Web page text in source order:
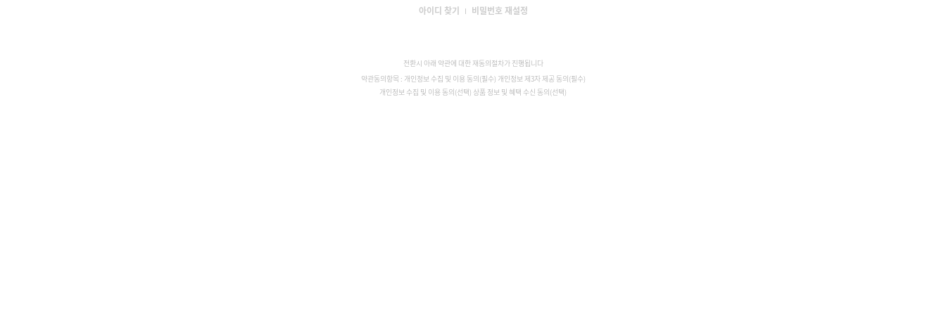
아이디 찾기 비밀번호 재설정
전환시 아래 약관에 대한 재동의절차가 진행됩니다
약관동의항목 : 개인정보 수집 및 이용 동의(필수) 개인정보 제3자 제공 동의(필수)
개인정보 수집 및 이용 동의(선택) 상품 정보 및 혜택 수신 동의(선택)